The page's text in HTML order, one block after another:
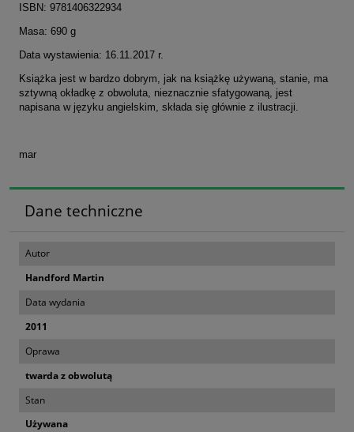
ISBN: 9781406322934
Masa: 690 g
Data wystawienia: 16.11.2017 r.
Książka jest w bardzo dobrym, jak na książkę używaną, stanie, ma
sztywną okładkę z obwoluta, nieznacznie sfatygowaną, jest
napisana w języku angielskim, składa się głównie z ilustracji.
mar
Dane techniczne
Autor
Handford Martin
Data wydania
2011
Oprawa
twarda z obwolutą
Stan
Używana